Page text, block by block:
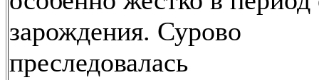
зарождения. Сурово
преследовалась